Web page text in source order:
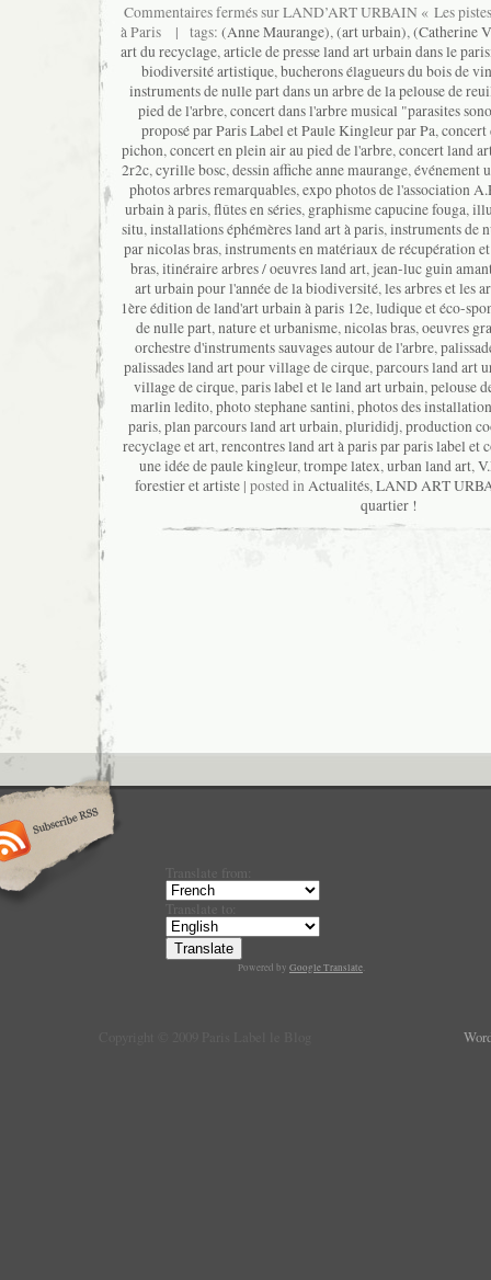
Commentaires ferméssur LAND’ART URBAIN « Les
à Paris | tags: (Anne Maurange),(art urbain),(Catherine
art du recyclage,article de presse land art urbain dans le
biodiversité artistique,bucherons élagueurs du bois de
instruments de nulle part dans un arbre de la pelouse de
pied de l'arbre,concert dans l'arbre musical "parasites
proposé par Paris Label et Paule Kingleur par Pa,concert
pichon,concert en plein air au pied de l'arbre,concert land
2r2c,cyrille bosc,dessin affiche anne maurange,événement
photos arbres remarquables,expo photos de l'association
urbain à paris,flûtes en séries, graphisme capucine fouga,
situ,installations éphémères land art à paris,instruments de
par nicolas bras,instruments en matériaux de récupération
bras,itinéraire arbres / oeuvres land art,jean-luc guin
art urbain pour l'année de la biodiversité,les arbres et les
1ère édition de land'art urbain à paris 12e,ludique et éco-
de nulle part,nature et urbanisme,nicolas bras,oeuvres
orchestre d'instruments sauvages autour de l'arbre,
palissades land art pour village de cirque,parcours land art
village de cirque,paris label et le land art urbain,pelouse
marlin ledito,photo stephane santini,photos des
paris,plan parcours land art urbain,plurididj,production
recyclage et art,rencontres land art à paris par paris label et
une idée de paule kingleur,trompe latex,urban land art,
forestier et artiste| posted inActualités,LAND ART
quartier !
Translate from:
Translate to:
Powered by Google Translate.